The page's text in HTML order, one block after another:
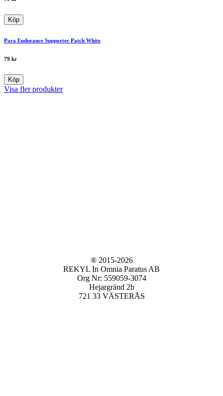
Köp
Para Endurance Supporter Patch White
79 kr
Köp
Visa fler produkter
® 2015-2026
REKYL In Omnia Paratus AB
Org Nr: 559059-3074
Hejargränd 2b
721 33 VÄSTERÅS